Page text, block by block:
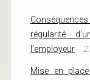
régularité
l’employeur
Mise en place